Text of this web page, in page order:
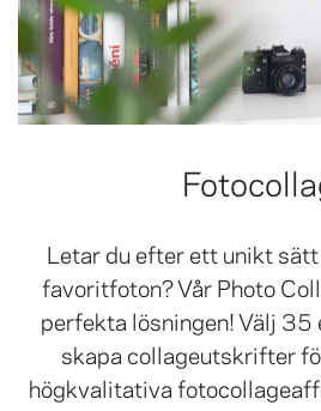
Letar du efter ett unikt
favoritfoton? Vår Photo
perfekta lösningen! Välj
skapa collageutskrifter
högkvalitativa